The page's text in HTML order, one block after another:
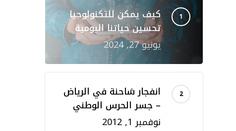
كيف يمكن للتكنولوجيا
تحسين حياتنا اليومية
يونيو 27, 2024
انفجار شاحنة في الرياض
– جسر الحرس الوطني
نوفمبر 1, 2012